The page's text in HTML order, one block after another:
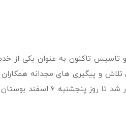
تاسیس تاکنون به عنوان یکی از
و پیگیری های مجدانه